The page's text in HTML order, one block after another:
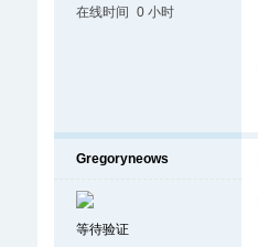
在线时间 0 小时
Gregoryneows
等待验证